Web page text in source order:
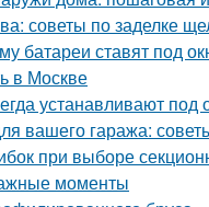
советы по заделке
батареи ставят под
в Москве
устанавливают
вашего гаража:
при выборе
моменты